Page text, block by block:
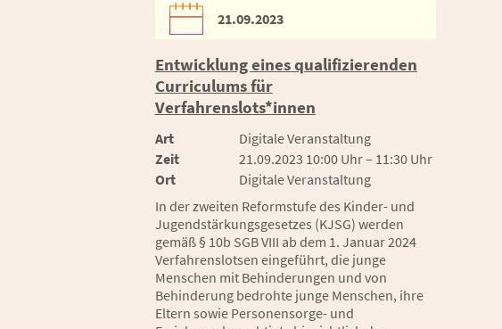
21.09.2023
Entwicklung eines qualifizierenden
Curriculums für
Verfahrenslots*innen
Art
Digitale Veranstaltung
Zeit
21.09.2023 10:00 Uhr – 11:30 Uhr
Ort
Digitale Veranstaltung
In der zweiten Reformstufe des Kinder- und
Jugendstärkungsgesetzes (KJSG) werden
gemäß § 10b SGB VIII ab dem 1. Januar 2024
Verfahrenslotsen eingeführt, die junge
Menschen mit Behinderungen und von
Behinderung bedrohte junge Menschen, ihre
Eltern sowie Personensorge- und